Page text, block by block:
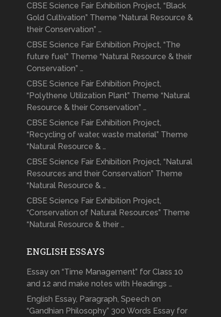
CBSE Science Fair Exhibition Project, “Black
Gold Cultivation” Theme “Natural Resource &
their Conservation” …
CBSE Science Fair Exhibition Project, “The
future fuel” Theme “Natural Resource & their
Conservation” …
CBSE Science Fair Exhibition Project,
“Polythene Utilization Plant” Theme “Natural
Resource & their Conservation” …
CBSE Science Fair Exhibition Project,
“Recycling of water, waste material” Theme
“Natural Resource & …
CBSE Science Fair Exhibition Project, “Natural
Resources and their Conservation” Theme
“Natural Resource & …
CBSE Science Fair Exhibition Project,
“Conservation of Natural Resources” Theme
“Natural Resource & their …
ENGLISH ESSAYS
Essay on “Time Management” for Class 10
and 12 and make notes with Headings …
English Essay, Paragraph, Speech on
“Gandhian Philosophy” 300 Words Essay for